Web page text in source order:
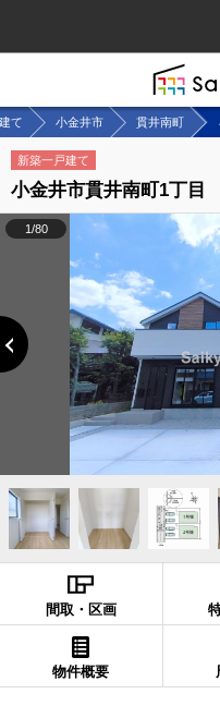
て 小金井市 貫井南町
新築一戸建て
小金井市貫井南町1丁
1/80
間取・区画
物件概要